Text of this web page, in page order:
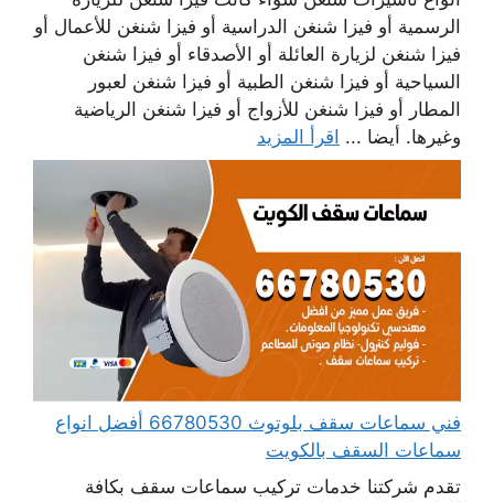
الرسمية أو فيزا شنغن الدراسية أو فيزا شنغن للأعمال أو
فيزا شنغن لزيارة العائلة أو الأصدقاء أو فيزا شنغن
السياحية أو فيزا شنغن الطبية أو فيزا شنغن لعبور
المطار أو فيزا شنغن للأزواج أو فيزا شنغن الرياضية
وغيرها. أيضا ... اقرأ المزيد
فني سماعات سقف بلوتوث 66780530 أفضل انواع
سماعات السقف بالكويت
تقدم شركتنا خدمات تركيب سماعات سقف بكافة